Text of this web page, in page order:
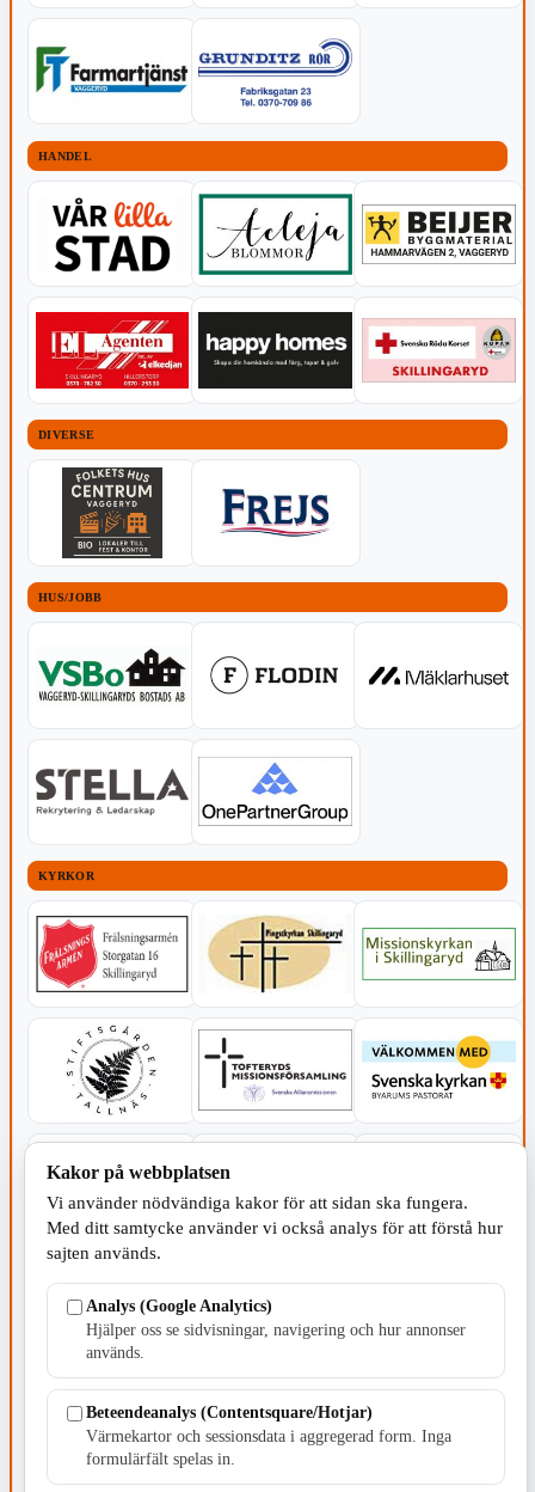
HANDEL
DIVERSE
HUS/JOBB
KYRKOR
SERVICE - MOTOR
Kakor på webbplatsen
Vi använder nödvändiga kakor för att sidan ska fungera.
Med ditt samtycke använder vi också analys för att förstå hur
sajten används.
Analys (Google Analytics)
Hjälper oss se sidvisningar, navigering och hur annonser
används.
Beteendeanalys (Contentsquare/Hotjar)
Värmekartor och sessionsdata i aggregerad form. Inga
formulärfält spelas in.